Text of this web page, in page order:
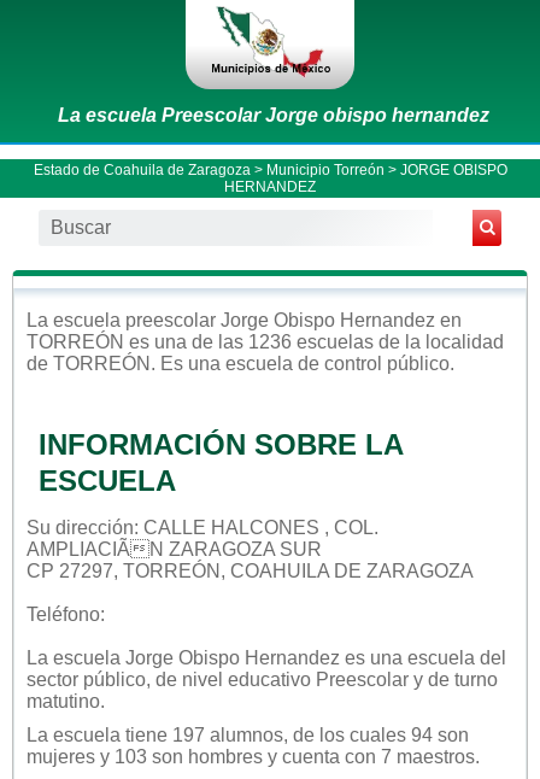
La escuela Preescolar Jorge obispo hernandez
Estado de Coahuila de Zaragoza > Municipio Torreón > JORGE OBISPO
HERNANDEZ
La escuela preescolar Jorge Obispo Hernandez en
TORREÓN es una de las 1236 escuelas de la localidad
de TORREÓN . Es una escuela de control público.
INFORMACIÓN SOBRE LA
ESCUELA
Su dirección: CALLE HALCONES , COL.
AMPLIACIÃN ZARAGOZA SUR
CP 27297, TORREÓN, COAHUILA DE ZARAGOZA
Teléfono:
La escuela Jorge Obispo Hernandez es una escuela del
sector público, de nivel educativo Preescolar y de turno
matutino.
La escuela tiene 197 alumnos, de los cuales 94 son
mujeres y 103 son hombres y cuenta con 7 maestros.